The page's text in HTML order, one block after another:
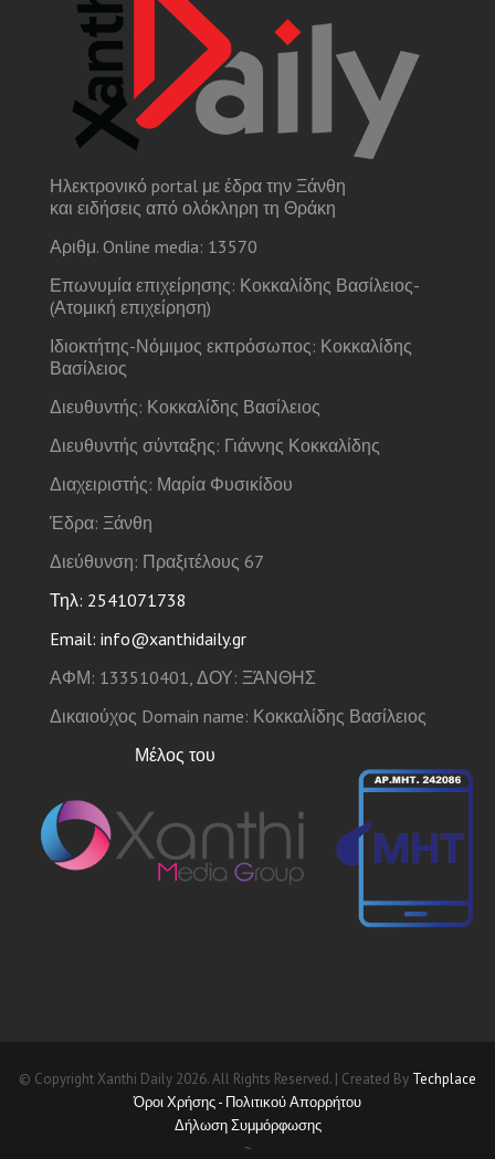
Ηλεκτρονικό portal με έδρα την Ξάνθη
και ειδήσεις από ολόκληρη τη Θράκη
Αριθμ. Online media: 13570
Επωνυμία επιχείρησης: Κοκκαλίδης Βασίλειος-
(Ατομική επιχείρηση)
Ιδιοκτήτης-Νόμιμος εκπρόσωπος: Κοκκαλίδης
Βασίλειος
Διευθυντής: Κοκκαλίδης Βασίλειος
Διευθυντής σύνταξης: Γιάννης Κοκκαλίδης
Διαχειριστής: Μαρία Φυσικίδου
Έδρα: Ξάνθη
Διεύθυνση: Πραξιτέλους 67
Τηλ: 2541071738
Email: info@xanthidaily.gr
ΑΦΜ: 133510401, ΔΟΥ: ΞΆΝΘΗΣ
Δικαιούχος Domain name: Κοκκαλίδης Βασίλειος
Μέλος του
© Copyright Xanthi Daily 2026. All Rights Reserved. | Created By Techplace
Όροι Χρήσης - Πολιτικού Απορρήτου
Δήλωση Συμμόρφωσης
~